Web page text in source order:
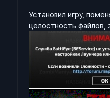
Установил игру,
целостность файлов,